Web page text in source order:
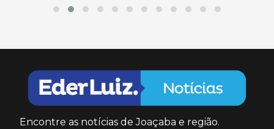
Encontre as notícias de Joaçaba e região.